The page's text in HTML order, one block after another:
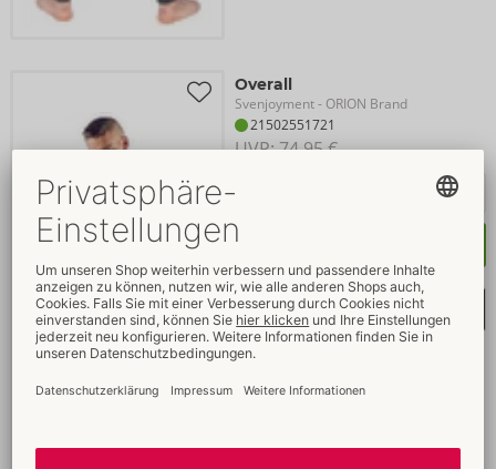
Overall
Svenjoyment- ORION Brand
21502551721
UVP: 74,95 €
Merkliste auswählen